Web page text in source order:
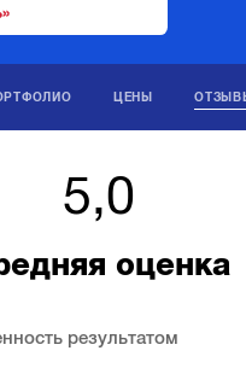
ЦЕНЫ
5,0
оценка
результатом